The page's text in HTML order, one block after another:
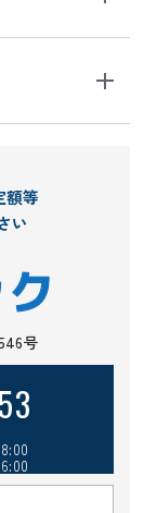
額等
い
号